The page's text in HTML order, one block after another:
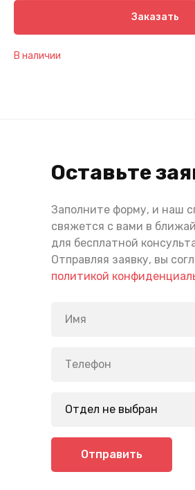
Заказать
В наличии
Оставьте
Заполните форму, и наш
свяжется с вами в
для бесплатной
Отправляя заявку, вы
политикой
Отправить